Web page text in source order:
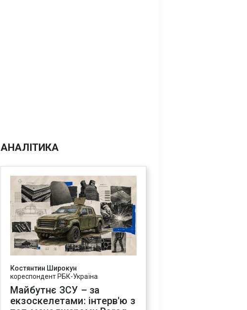
АНАЛІТИКА
Костянтин Широкун
кореспондент РБК-Україна
Майбутнє ЗСУ – за
екзоскелетами: інтерв'ю з